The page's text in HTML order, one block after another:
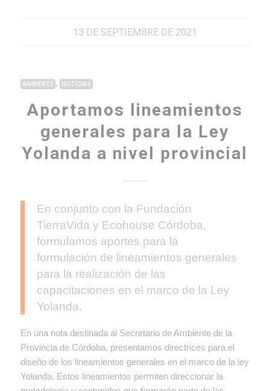
13 DE SEPTIEMBRE DE 2021
AMBIENTE , NOTICIAS
Aportamos lineamientos
generales para la Ley
Yolanda a nivel provincial
En conjunto con la Fundación
TierraVida y Ecohouse Córdoba,
formulamos aportes para la
formulación de lineamientos generales
para la realización de las
capacitaciones en el marco de la Ley
Yolanda.
En una nota destinada al Secretario de Ambiente de la
Provincia de Córdoba, presentamos directrices para el
diseño de los lineamientos generales en el marco de la ley
Yolanda. Estos lineamientos permiten direccionar la